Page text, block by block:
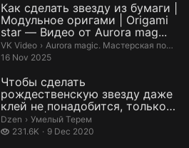
Как сделать звезду из бумаги |
Модульное оригами | Origami
star — Видео от Aurora mag...
VK Video › Aurora magic. Мастерская
Aurora magic. Мастерская поделок, видеоуроки
16 Nov 2025
Чтобы сделать
рождественскую звезду даже
клей не понадобится, только
бумага | Умелый ...
Dzen › Умелый Терем.
Умелый Терем
231.6K
231.6 thousand views
9 Dec 2020